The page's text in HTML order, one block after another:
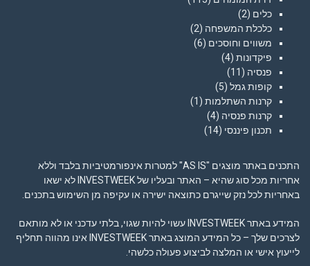
כלים (2)
כלכלת המשפחה (2)
משווים וחוסכים (6)
פיקדונות (4)
פנסיה (11)
קופות גמל (5)
קרנות השתלמות (1)
קרנות פנסיה (4)
תכנון פיננסי (14)
התכנים באתר מוצגים "AS IS" למטרות אינפורמטיביות בלבד וללא
אחריות מכל סוג שהיא – האתר ובעליו של INVESTWEEK לא ישאו
באחריות לכל נזק שייגרם כתוצאה ישירה או עקיפה מן השימוש בתכנים.
המידע באתר INVESTWEEK עשוי להיות שגוי, בלתי עדכני או לא מותאם
לצרכים שלך – כל המידע המוצג באתר INVESTWEEK אינו מהווה תחליף
לייעוץ אישי או המלצה לביצוע פעולה כלשהי.